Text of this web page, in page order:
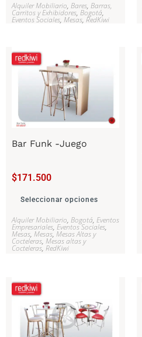
Alquiler Mobiliario, Bares, Barras,
Carritos y Exhibidores, Bogotá,
Eventos Sociales, Mesas, RedKiwi
Bar Funk -Juego
$171.500
Seleccionar opciones
Alquiler Mobiliario, Bogotá, Eventos
Empresariales, Eventos Sociales,
Mesas, Mesas, Mesas Altas y
Cocteleras, Mesas altas y
Cocteleras, RedKiwi